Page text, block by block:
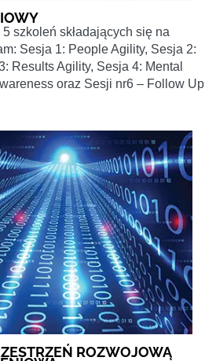
szkoleń składających się na
Sesja 1: People Agility, Sesja 2:
Results Agility, Sesja 4: Mental
oraz Sesji nr6 – Follow Up
ROZWOJOWĄ